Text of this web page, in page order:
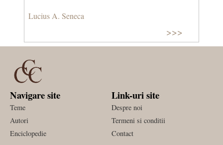
Lucius A. Seneca
>>>
Navigare site
Teme
Autori
Enciclopedie
Link-uri site
Despre noi
Termeni si conditii
Contact